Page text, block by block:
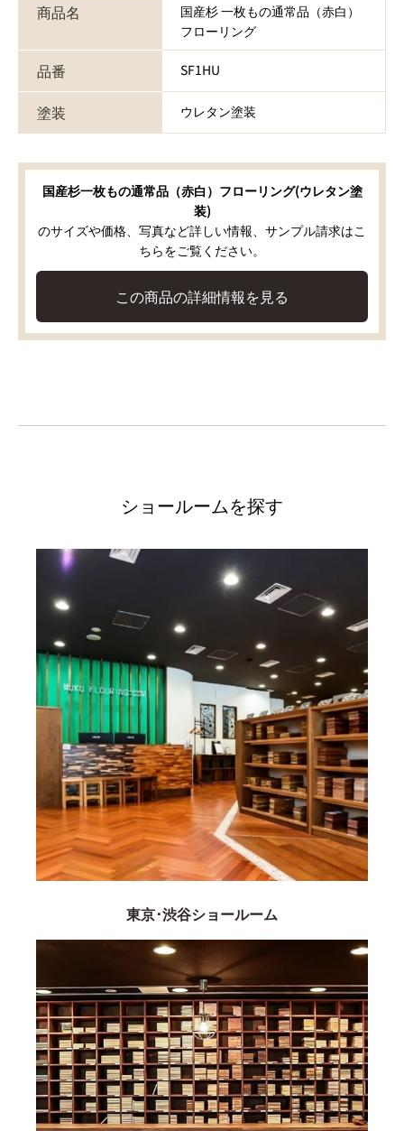
商品名
国産杉 一枚もの通常品（赤白）
フローリング
品番 SF1HU
塗装 ウレタン塗装
国産杉一枚もの通常品（赤白）フローリング(ウレタン塗
装)
のサイズや価格、写真など詳しい情報、サンプル請求はこ
ちらをご覧ください。
この商品の詳細情報を見る
ショールームを探す
東京･渋谷ショールーム